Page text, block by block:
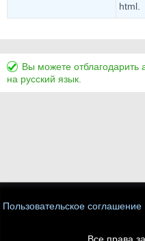
html.
Вы можете отблагодарить
на русский язык.
Пользовательское соглашение